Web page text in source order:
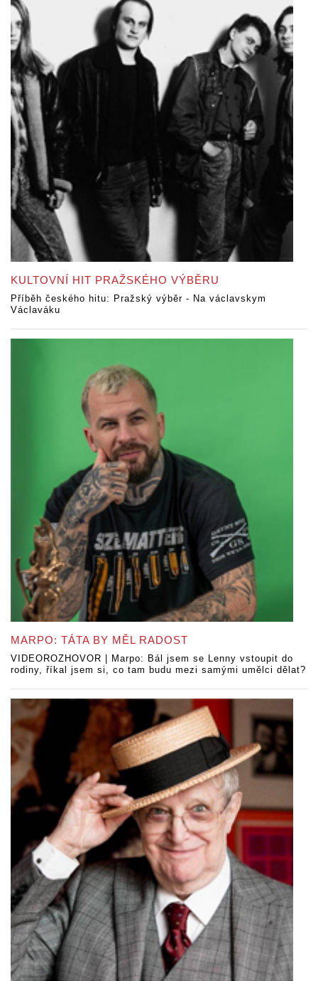
KULTOVNÍ HIT PRAŽSKÉHO VÝBĚRU
Příběh českého hitu: Pražský výběr - Na václavskym
Václaváku
MARPO: TÁTA BY MĚL RADOST
VIDEOROZHOVOR | Marpo: Bál jsem se Lenny vstoupit do
rodiny, říkal jsem si, co tam budu mezi samými umělci dělat?